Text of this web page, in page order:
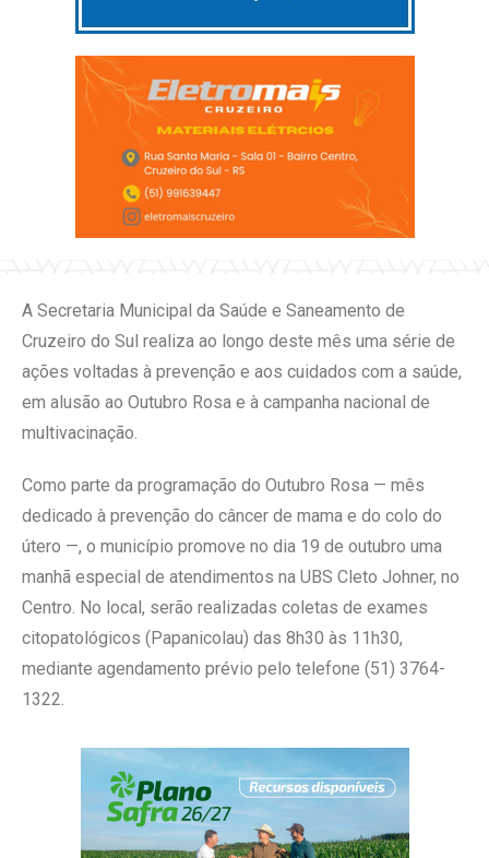
A Secretaria Municipal da Saúde e Saneamento de
Cruzeiro do Sul realiza ao longo deste mês uma série de
ações voltadas à prevenção e aos cuidados com a saúde,
em alusão ao Outubro Rosa e à campanha nacional de
multivacinação.
Como parte da programação do Outubro Rosa — mês
dedicado à prevenção do câncer de mama e do colo do
útero —, o município promove no dia 19 de outubro uma
manhã especial de atendimentos na UBS Cleto Johner, no
Centro. No local, serão realizadas coletas de exames
citopatológicos (Papanicolau) das 8h30 às 11h30,
mediante agendamento prévio pelo telefone (51) 3764-
1322.